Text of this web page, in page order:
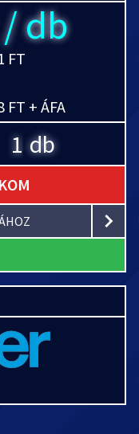
db
FT
FT + ÁFA
db